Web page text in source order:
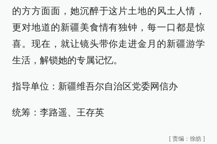
的方方面面，她沉醉于这片土地的风土人情，
更对地道的新疆美食情有独钟，每一口都是惊
喜。现在，就让镜头带你走进金月的新疆游学
生活，解锁她的专属记忆。
指导单位：新疆维吾尔自治区党委网信办
统筹：李路遥、王存英
[ 责编：徐皓 ]